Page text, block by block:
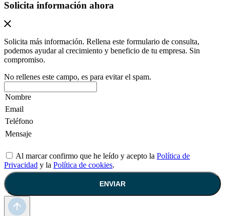
Solicita información ahora
Solicita más información. Rellena este formulario de consulta,
podemos ayudar al crecimiento y beneficio de tu empresa. Sin
compromiso.
No rellenes este campo, es para evitar el spam.
Al marcar confirmo que he leído y acepto la Política de
Privacidad y la Política de cookies.
ENVIAR